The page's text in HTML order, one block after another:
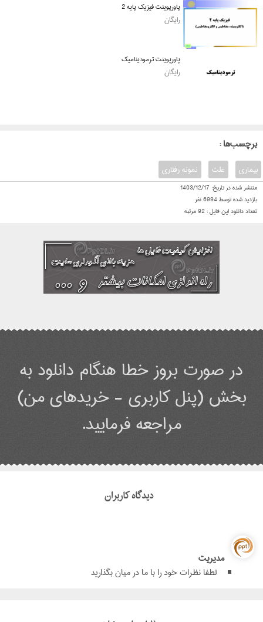
پاورپوینت فیزیک پایه 2
رایگان
پاورپوینت ترمودینامیک
رایگان
: برچسب‌ها
نمونه رفتاری علت بیماری
منتشر شده در تاریخ: 1403/12/17
بازدید شده توسط6994نفر
تعداد دانلود این فایل : 92مرتبه
در صورت بروز خطا هنگام دانلود به
بخش (پنل کاربری - خریدهای من)
مراجعه فرمایید.
دیدگاه کاربران
مدیریت
لطفا نظرات خود را با ما در میان بگذارید